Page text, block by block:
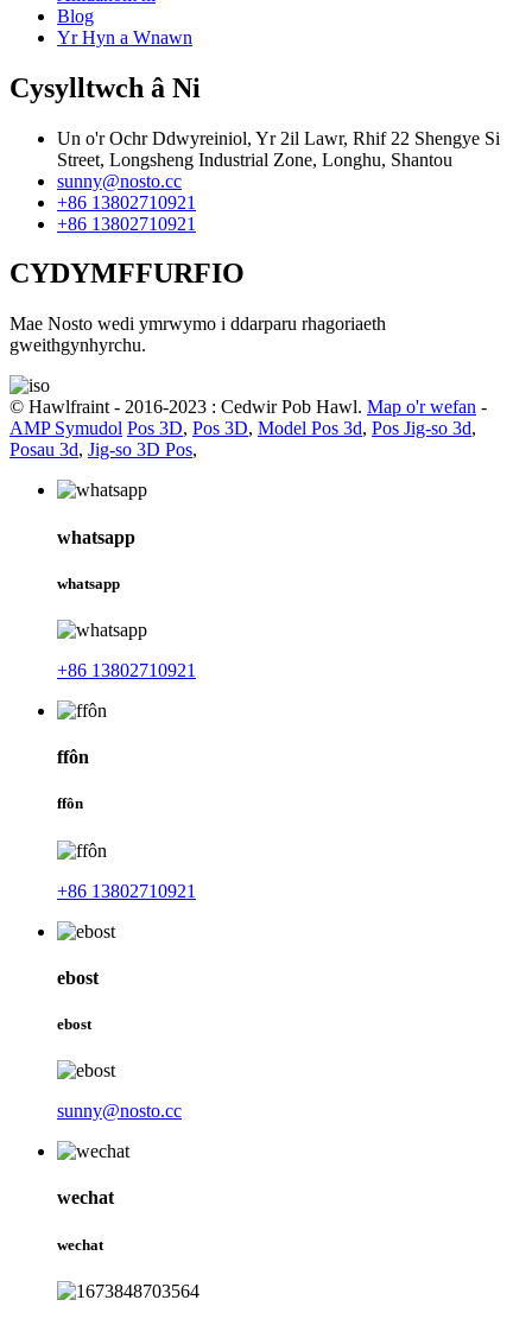
Blog
Yr Hyn a Wnawn
Cysylltwch â Ni
Un o'r Ochr Ddwyreiniol, Yr 2il Lawr, Rhif 22 Shengye Si
Street, Longsheng Industrial Zone, Longhu, Shantou
sunny@nosto.cc
+86 13802710921
+86 13802710921
CYDYMFFURFIO
Mae Nosto wedi ymrwymo i ddarparu rhagoriaeth
gweithgynhyrchu.
© Hawlfraint - 2016-2023 : Cedwir Pob Hawl. Map o'r wefan -
AMP Symudol Pos 3D, Pos 3D, Model Pos 3d, Pos Jig-so 3d,
Posau 3d, Jig-so 3D Pos,
whatsapp
whatsapp
+86 13802710921
ffôn
ffôn
+86 13802710921
ebost
ebost
sunny@nosto.cc
wechat
wechat